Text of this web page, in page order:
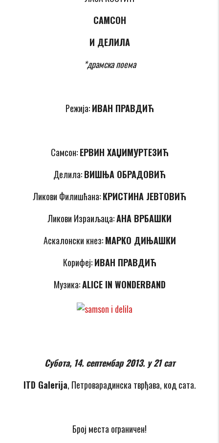
САМСОН
И ДЕЛИЛА
*драмска поема
Режија:ИВАН ПРАВДИЋ
Самсон:ЕРВИН ХАЏИМУРТЕЗИЋ
Делила:ВИШЊА ОБРАДОВИЋ
Ликови Филишћана:КРИСТИНА ЈЕВТОВИЋ
Ликови Израиљаца:АНА ВРБАШКИ
Аскалонски кнез:МАРКО ДИЊАШКИ
Корифеј:ИВАН ПРАВДИЋ
Музика:ALICE IN WONDERBAND
Субота, 14. септембар 2013. у 21сат
ITD Galerija, Петроварадинска тврђава, код сата.
Број места ограничен!